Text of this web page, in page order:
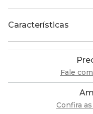
Características
Fale
Confira